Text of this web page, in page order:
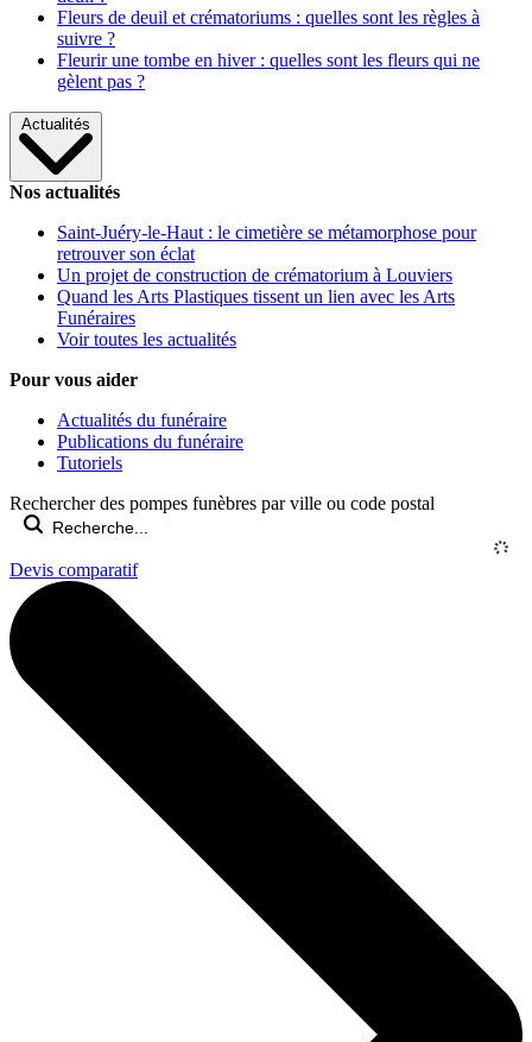
Fleurs de deuil et crématoriums : quelles sont les règles à
suivre ?
Fleurir une tombe en hiver : quelles sont les fleurs qui ne
gèlent pas ?
Actualités
Nos actualités
Saint-Juéry-le-Haut : le cimetière se métamorphose pour
retrouver son éclat
Un projet de construction de crématorium à Louviers
Quand les Arts Plastiques tissent un lien avec les Arts
Funéraires
Voir toutes les actualités
Pour vous aider
Actualités du funéraire
Publications du funéraire
Tutoriels
Rechercher des pompes funèbres par ville ou code postal
Devis comparatif